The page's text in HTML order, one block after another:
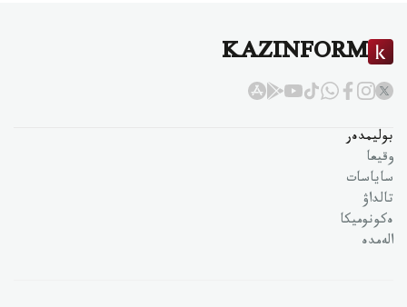
KAZINFORM
بوليمدەر
وقيعا
ساياسات
تالداۋ
ەكونوميكا
الەمدە